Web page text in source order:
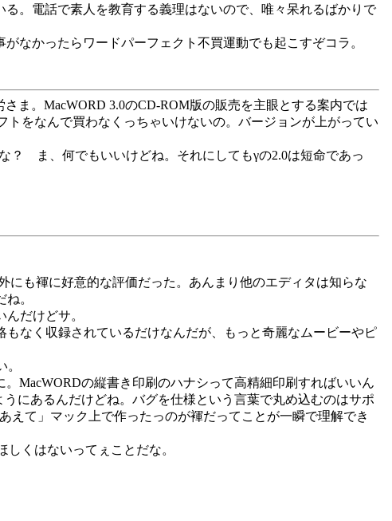
。電話で素人を教育する義理はないので、唯々呆れるばかりで
なかったらワードパーフェクト不買運動でも起こすぞコラ。
ま。MacWORD 3.0のCD-ROM版の販売を主眼とする案内では
をなんで買わなくっちゃいけないの。バージョンが上がってい
？ ま、何でもいいけどね。それにしてもγの2.0は短命であっ
も褌に好意的な評価だった。あんまり他のエディタは知らな
。
だけどサ。
なく収録されているだけなんだが、もっと奇麗なムービーやピ
MacWORDの縦書き印刷のハナシって高精細印刷すればいいん
にあるんだけどね。バグを仕様という言葉で丸め込むのはサポ
えて」マック上で作ったっのが褌だってことが一瞬で理解でき
くはないってぇことだな。